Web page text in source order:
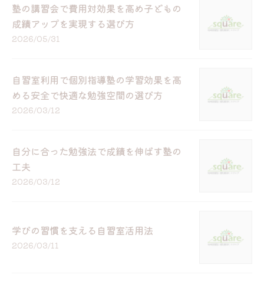
塾の講習会で費用対効果を高め子どもの
成績アップを実現する選び方
2026/05/31
自習室利用で個別指導塾の学習効果を高
める安全で快適な勉強空間の選び方
2026/03/12
自分に合った勉強法で成績を伸ばす塾の
工夫
2026/03/12
学びの習慣を支える自習室活用法
2026/03/11